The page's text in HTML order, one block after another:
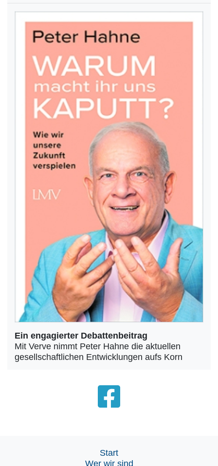
Ein engagierter Debattenbeitrag
Mit Verve nimmt Peter Hahne die aktuellen
gesellschaftlichen Entwicklungen aufs Korn
Start
Wer wir sind